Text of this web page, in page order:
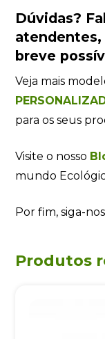
Dúvidas?
atendentes
breve
Veja mais
para os seus
Visite o nosso
mundo
Por fim, siga-
Produtos